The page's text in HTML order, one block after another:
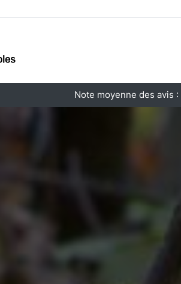
Note moyenne des avis :